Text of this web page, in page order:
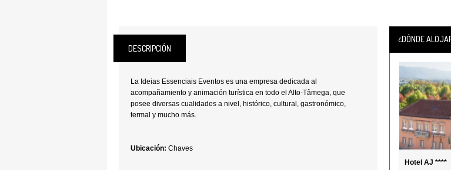
DESCRIPCIÓN
La Ideias Essenciais Eventos es una empresa dedicada al
acompañamiento y animación turística en todo el Alto-Tâmega, que
posee diversas cualidades a nivel, histórico, cultural, gastronómico,
termal y mucho más.
Ubicación: Chaves
¿DÓNDE
Hotel AJ ****